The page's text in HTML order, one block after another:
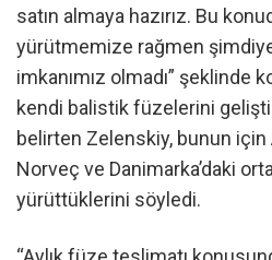
satın almaya hazırız. Bu
yürütmemize rağmen
imkanımız olmadı” şeklinde
kendi balistik füzelerini
belirten Zelenskiy, bunun için
Norveç ve Danimarka’daki
yürüttüklerini söyledi.